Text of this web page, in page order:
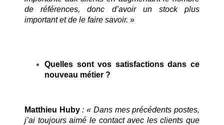
de références, donc d’avoir un stock plus
important et de le faire savoir. »
Quelles sont vos satisfactions dans ce
nouveau métier ?
Matthieu Huby: « Dans mes précédents postes,
j’ai toujours aimé le contact avec les clients que